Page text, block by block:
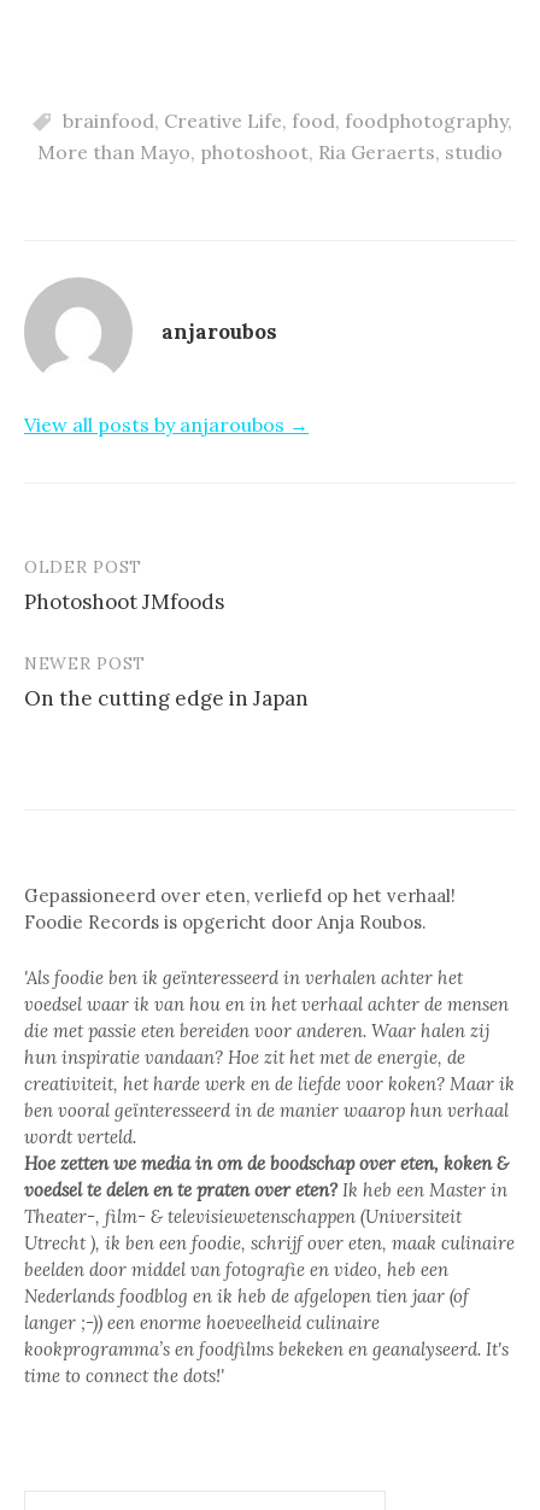
brainfood, Creative Life, food, foodphotography,
More than Mayo, photoshoot, Ria Geraerts, studio
anjaroubos
View all posts by anjaroubos →
Post
navigation
OLDER POST
Photoshoot JMfoods
NEWER POST
On the cutting edge in Japan
Gepassioneerd over eten, verliefd op het verhaal!
Foodie Records is opgericht door Anja Roubos.
'Als foodie ben ik geïnteresseerd in verhalen achter het
voedsel waar ik van hou en in het verhaal achter de mensen
die met passie eten bereiden voor anderen. Waar halen zij
hun inspiratie vandaan? Hoe zit het met de energie, de
creativiteit, het harde werk en de liefde voor koken? Maar ik
ben vooral geïnteresseerd in de manier waarop hun verhaal
wordt verteld.
Hoe zetten we media in om de boodschap over eten, koken &
voedsel te delen en te praten over eten?Ik heb een Master in
Theater-, film- & televisiewetenschappen (Universiteit
Utrecht ), ik ben een foodie, schrijf over eten, maak culinaire
beelden door middel van fotografie en video, heb een
Nederlands foodblog en ik heb de afgelopen tien jaar (of
langer ;-)) een enorme hoeveelheid culinaire
kookprogramma’s en foodfilms bekeken en geanalyseerd. It's
time to connect the dots!'